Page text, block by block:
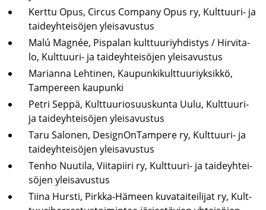
Kert­tu Opus, Circus Com­pa­ny Opus ry, Kulttuuri-​ ja
tai­deyh­tei­sö­jen ylei­sa­vus­tus
Malú Magnée, Pis­pa­lan kult­tuu­riyh­dis­tys / Hir­vi­ta­
lo, Kulttuuri-​ ja tai­deyh­tei­sö­jen ylei­sa­vus­tus
Ma­rian­na Leh­ti­nen, Kau­pun­ki­kult­tuu­riyk­sik­kö,
Tam­pe­reen kau­pun­ki
Petri Seppä, Kult­tuu­rio­suus­kun­ta Uulu, Kulttuuri-​
ja tai­deyh­tei­sö­jen ylei­sa­vus­tus
Taru Sa­lo­nen, De­sig­nOn­Tam­pe­re ry, Kulttuuri-​ ja
tai­deyh­tei­sö­jen ylei­sa­vus­tus
Tenho Nuu­ti­la, Vii­ta­pii­ri ry, Kulttuuri-​ ja tai­deyh­tei­
sö­jen ylei­sa­vus­tus
Tiina Hurs­ti, Pirkka-​Hämeen ku­va­tai­tei­li­jat ry, Kult­